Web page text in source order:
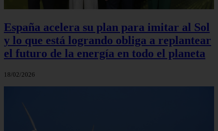
España acelera su plan para imitar al Sol
y lo que está logrando obliga a replantear
el futuro de la energía en todo el planeta
18/02/2026